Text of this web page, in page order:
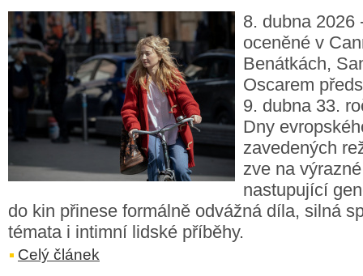
8. dubna 2026
oceněné v
Benátkách,
Oscarem
9. dubna 33.
Dny
zavedených
zve na
nastupující
do kin přinese formálně odvážná díla, silná
témata i intimní lidské příběhy.
Celý článek